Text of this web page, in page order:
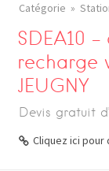
Catégorie
SDEA10
recharge
JEUGNY
Devis gratuit
Cliquez ici pour